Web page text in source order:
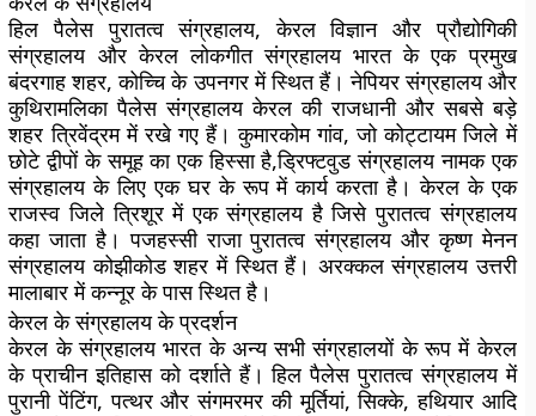
हिल पैलेस पुरातत्व संग्रहालय, केरल विज्ञान और प्रौद्योगिकी
संग्रहालय और केरल लोकगीत संग्रहालय भारत के एक प्रमुख
बंदरगाह शहर, कोच्चि के उपनगर में स्थित हैं। नेपियर संग्रहालय और
कुथिरामलिका पैलेस संग्रहालय केरल की राजधानी और सबसे बड़े
शहर त्रिवेंद्रम में रखे गए हैं। कुमारकोम गांव, जो कोट्टायम जिले में
छोटे द्वीपों के समूह का एक हिस्सा है,ड्रिफ्टवुड संग्रहालय नामक एक
संग्रहालय के लिए एक घर के रूप में कार्य करता है। केरल के एक
राजस्व जिले त्रिशूर में एक संग्रहालय है जिसे पुरातत्व संग्रहालय
कहा जाता है। पजहस्सी राजा पुरातत्व संग्रहालय और कृष्ण मेनन
संग्रहालय कोझीकोड शहर में स्थित हैं। अरक्कल संग्रहालय उत्तरी
मालाबार में कन्नूर के पास स्थित है।
केरल के संग्रहालय के प्रदर्शन
केरल के संग्रहालय भारत के अन्य सभी संग्रहालयों के रूप में केरल
के प्राचीन इतिहास को दर्शाते हैं। हिल पैलेस पुरातत्व संग्रहालय में
पुरानी पेंटिंग, पत्थर और संगमरमर की मूर्तियां, सिक्के, हथियार आदि